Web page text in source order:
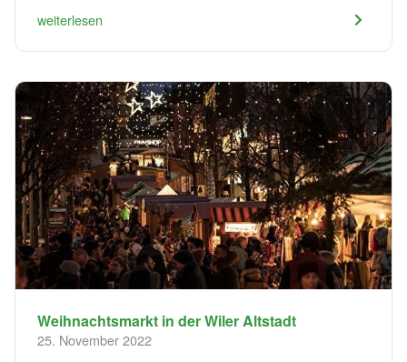
weiterlesen
Weihnachtsmarkt in der Wiler Altstadt
25. November 2022